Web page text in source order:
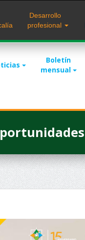
Desarrollo
profesional
Boletín
mensual